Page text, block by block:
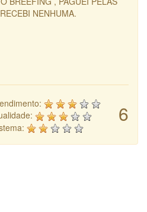
NENHUMA.
6